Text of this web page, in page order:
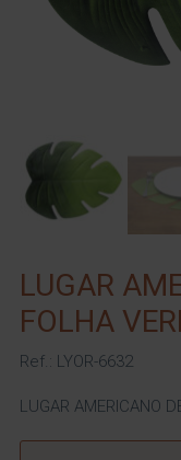
LUGAR
FOLHA
Ref.: LYOR-6632
LUGAR AMERICANO